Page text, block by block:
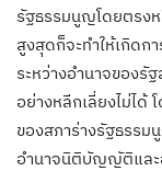
รัฐธรรมนูญโดยตรงห
สูงสุดก็จะทำให้เกิดก
ระหว่างอำนาจของรั
อย่างหลีกเลี่ยงไม่ได้
ของสภาร่างรัฐธรรม
อำนาจนิติบัญญัติและ